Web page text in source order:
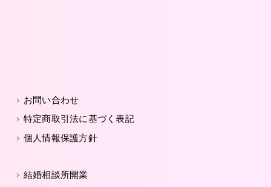
お問い合わせ
特定商取引法に基づく表記
個人情報保護方針
結婚相談所開業